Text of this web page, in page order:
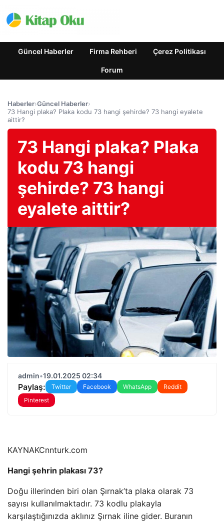
Güncel Haberler Firma Rehberi Çerez Politikası
Forum
Haberler›Güncel Haberler›
73 Hangi plaka? Plaka kodu 73 hangi şehirde? 73 hangi eyalete
aittir?
73 Hangi plaka? Plaka
kodu 73 hangi
şehirde? 73 hangi
eyalete aittir?
admin•19.01.2025 02:34
Paylaş: Twitter Facebook WhatsApp
Reddit
Pinterest
KAYNAKCnnturk.com
Hangi şehrin plakası 73?
Doğu illerinden biri olan Şırnak’ta plaka olarak 73
sayısı kullanılmaktadır. 73 kodlu plakayla
karşılaştığınızda aklınız Şırnak iline gider. Buranın